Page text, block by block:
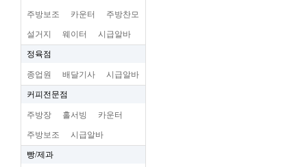
주방보조 카운터 주방찬모
설거지 웨이터 시급알바
정육점
종업원 배달기사 시급알바
커피전문점
주방장 홀서빙 카운터
주방보조 시급알바
빵/제과